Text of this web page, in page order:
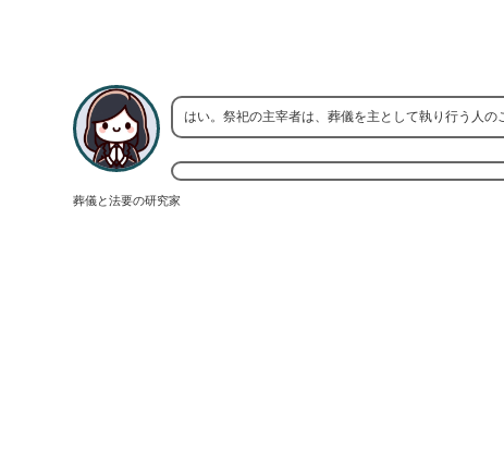
葬儀と法要の研究家
はい。祭祀の主宰者は、葬儀を主として執り行う人